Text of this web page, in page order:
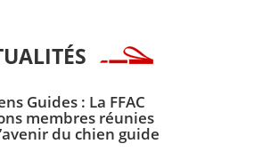
Guides : La FFAC
membres réunies
du chien guide